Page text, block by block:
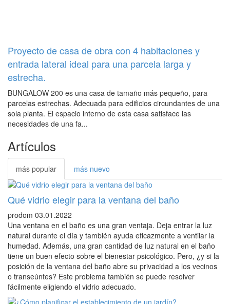
Proyecto de casa de obra con 4 habitaciones y
entrada lateral ideal para una parcela larga y
estrecha.
BUNGALOW 200 es una casa de tamaño más pequeño, para
parcelas estrechas. Adecuada para edificios circundantes de una
sola planta. El espacio interno de esta casa satisface las
necesidades de una fa...
Artículos
más popular más nuevo
Qué vidrio elegir para la ventana del baño
prodom 03.01.2022
Una ventana en el baño es una gran ventaja. Deja entrar la luz
natural durante el día y también ayuda eficazmente a ventilar la
humedad. Además, una gran cantidad de luz natural en el baño
tiene un buen efecto sobre el bienestar psicológico. Pero, ¿y si la
posición de la ventana del baño abre su privacidad a los vecinos
o transeúntes? Este problema también se puede resolver
fácilmente eligiendo el vidrio adecuado.